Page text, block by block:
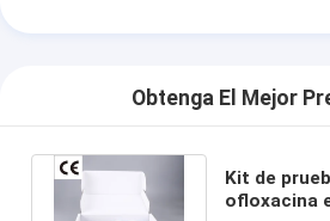
Obtenga El Mejor
Kit de
ofloxacina